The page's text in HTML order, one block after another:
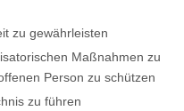
zu gewährleisten
Maßnahmen zu
Person zu schützen
zu führen